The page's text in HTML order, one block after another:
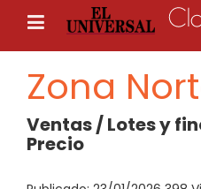
Zona
Ventas / Lotes y
Precio